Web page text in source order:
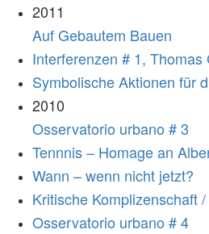
2011
Auf Gebautem Bauen
Interferenzen # 1, Thomas
Symbolische Aktionen für
2010
Osservatorio urbano # 3
Tennnis – Homage an
Wann – wenn nicht jetzt?
Kritische Komplizenschaft
Osservatorio urbano # 4